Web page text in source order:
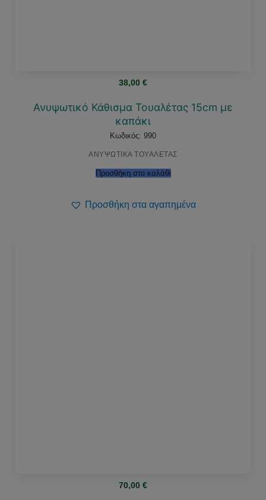
38,00 €
Ανυψωτικό Κάθισμα Τουαλέτας 15cm με
καπάκι
Κωδικός: 990
ΑΝΥΨΩΤΙΚΑ ΤΟΥΑΛΕΤΑΣ
Προσθήκη στο καλάθι
Προσθήκη στα αγαπημένα
70,00 €